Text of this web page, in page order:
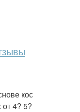
кос
4? 5?